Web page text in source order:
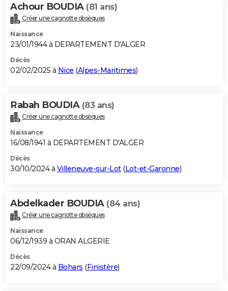
Carte de Noël
Carte Bonne année
Carte Saint-Valentin
Carte Pâques
Carte d'anniversaire
DICTIONNAIRE
Dictionnaire
Biographies
Citations
Expressions
Proverbes
PROGRAMME TV
S'inscrire
Se connecter
Lycées
Collèges
Primaires
Universités
Entreprises
Service militaire
Avis de recherche
AVIS DE DÉCÈS
Bricolage
Lifestyle
Culture
Sport
Auto
Television
Voyage
Cinema
Achour BOUDIA (81 ans)
Créer une cagnotte obsèques
Naissance
23/01/1944 à DEPARTEMENT D'ALGER
Décès
02/02/2025 à Nice (Alpes-Maritimes)
Rabah BOUDIA (83 ans)
Créer une cagnotte obsèques
Naissance
16/08/1941 à DEPARTEMENT D'ALGER
Décès
30/10/2024 à Villeneuve-sur-Lot(Lot-et-Garonne)
Abdelkader BOUDIA (84 ans)
Créer une cagnotte obsèques
Naissance
06/12/1939 à ORAN ALGERIE
Décès
22/09/2024 à Bohars (Finistère)